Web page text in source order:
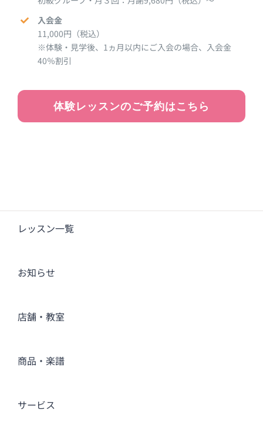
入会金
11,000円（税込）
※体験・見学後、1ヵ月以内にご入会の場合、入会金
40％割引
体験レッスンのご予約はこちら
レッスン一覧
お知らせ
店舗・教室
商品・楽譜
サービス